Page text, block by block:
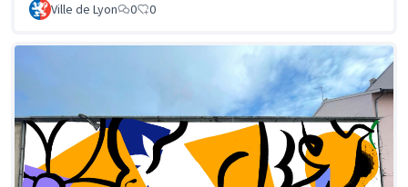
Ville de Lyon 0 0